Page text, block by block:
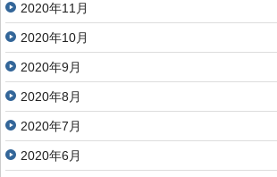
2020年11月
2020年10月
2020年9月
2020年8月
2020年7月
2020年6月